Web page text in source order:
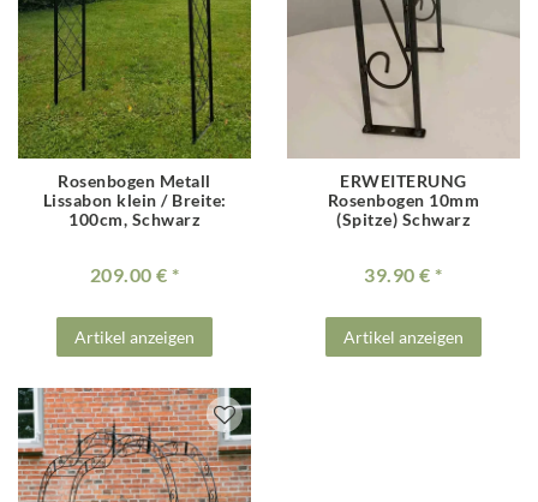
Rosenbogen Metall
Lissabon klein / Breite:
100cm, Schwarz
209.00 €
Artikel anzeigen
ERWEITERUNG
Rosenbogen 10mm
(Spitze) Schwarz
39.90 €
Artikel anzeigen